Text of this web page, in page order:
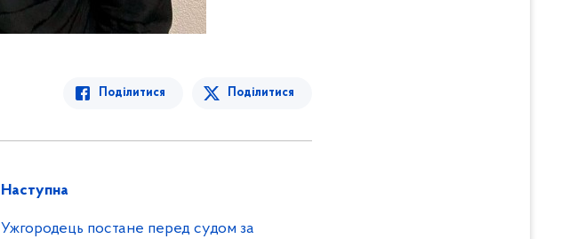
Поділитися Поділитися
Наступна
Ужгородець постане перед судом за